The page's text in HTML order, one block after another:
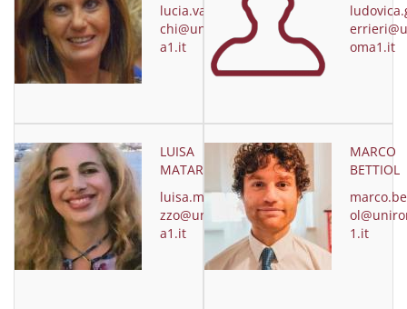
lucia.valdar
chi@unirom
a1.it
oma1.it
LUISA
MATARAZZO
luisa.matara
zzo@unirom
a1.it
MARCO
BETTIOL
1.it